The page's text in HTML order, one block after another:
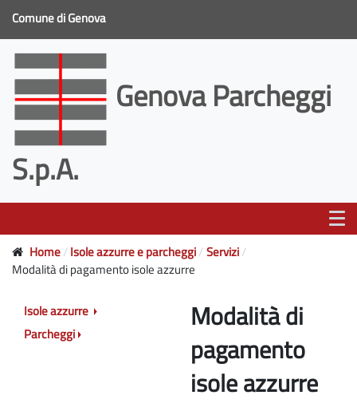
Comune di Genova
Genova Parcheggi
S.p.A.
Home Isole azzurre e parcheggi Servizi
Modalità di pagamento isole azzurre
Modalità di
pagamento
isole azzurre
Isole azzurre
Parcheggi